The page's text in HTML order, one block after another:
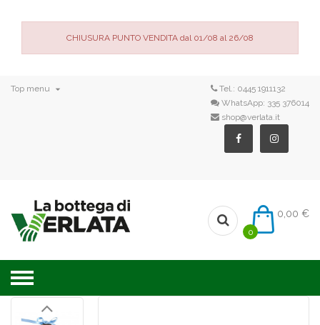
CHIUSURA PUNTO VENDITA dal 01/08 al 26/08
Top menu  Tel.: 0445 1911132
WhatsApp: 335 376014
shop@verlata.it
0,00 €
0